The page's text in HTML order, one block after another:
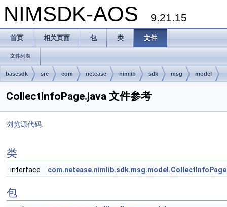
NIMSDK-AOS 9.21.15
首页 相关页面 包 类 文件
文件列表
basesdk src com netease nimlib sdk msg model
CollectInfoPage.java 文件参考
浏览源代码.
类
interface com.netease.nimlib.sdk.msg.model.CollectInfoPage
包